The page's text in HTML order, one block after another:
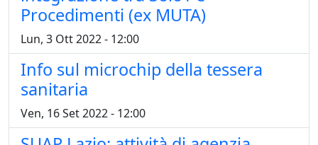
Procedimenti (ex MUTA)
Lun, 3 Ott 2022 - 12:00
Info sul microchip della tessera
sanitaria
Ven, 16 Set 2022 - 12:00